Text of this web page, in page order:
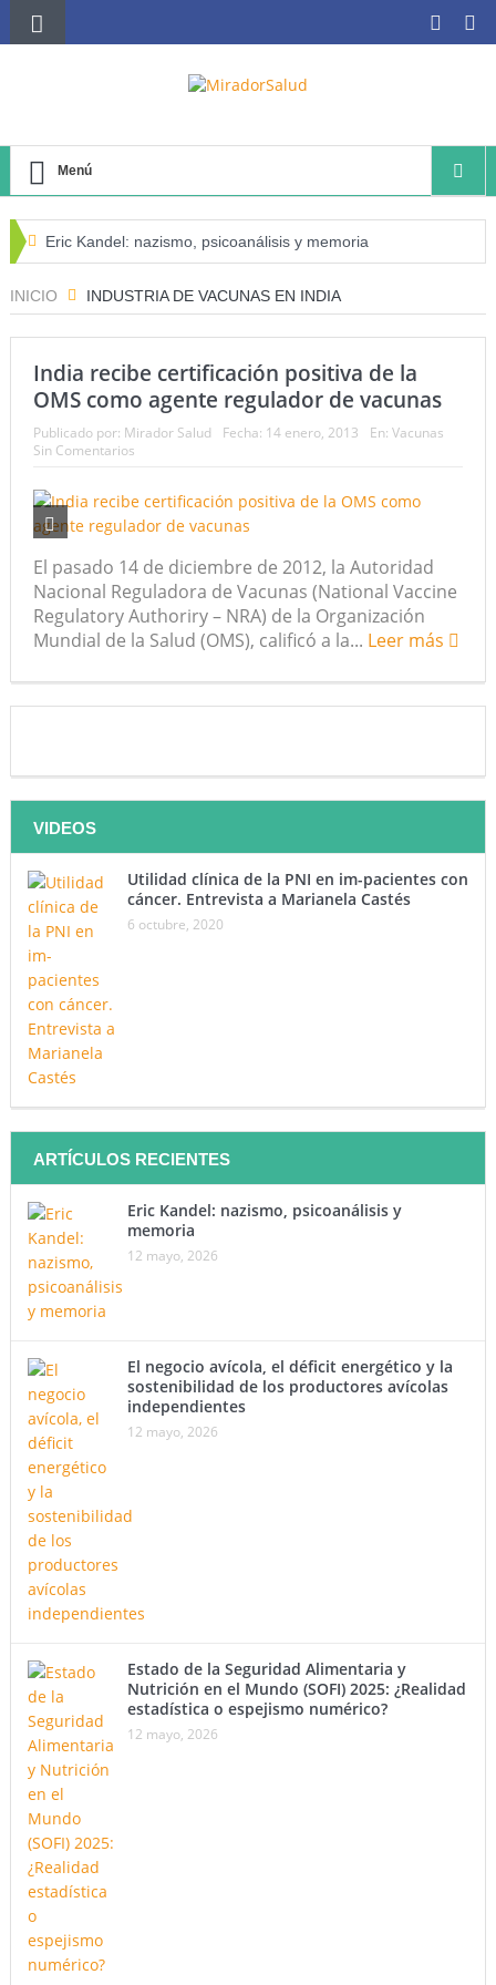
Menú
Eric Kandel: nazismo, psicoanálisis y memoria
Estado de la Seguridad Alimentaria y Nutrición en el
Mundo (SOFI) 2025: ¿Realidad estadística o espejismo
numérico?
Serie: Consciencia e Inteligencia Artificial Tercer artículo: El
futuro “ilimitado” de la Inteligencia Artificial
¿Qué sabemos de los alimentos ultraprocesados?
¿Los 20 años de regalo? Parte II
(ACFIMAN)
¿Los veinte años de regalo?
Nuevas noticias sobre las dietas vegetarianas y el riesgo
de cáncer
INICIO INDUSTRIA DE VACUNAS EN INDIA
India recibe certificación positiva de la
OMS como agente regulador de vacunas
Publicado por: Mirador Salud Fecha: 14 enero, 2013 En: Vacunas
Sin Comentarios
El pasado 14 de diciembre de 2012, la Autoridad
Nacional Reguladora de Vacunas (National Vaccine
Regulatory Authoriry – NRA) de la Organización
Mundial de la Salud (OMS), calificó a la... Leer más
VIDEOS
Utilidad clínica de la PNI en im-pacientes con
cáncer. Entrevista a Marianela Castés
6 octubre, 2020
ARTÍCULOS RECIENTES
Eric Kandel: nazismo, psicoanálisis y
memoria
12 mayo, 2026
El negocio avícola, el déficit energético y la
sostenibilidad de los productores avícolas
independientes
12 mayo, 2026
Estado de la Seguridad Alimentaria y
Nutrición en el Mundo (SOFI) 2025: ¿Realidad
estadística o espejismo numérico?
12 mayo, 2026